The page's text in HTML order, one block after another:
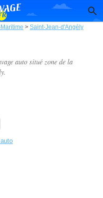
> Saint-Jean-d'Angély
auto situé zone de la